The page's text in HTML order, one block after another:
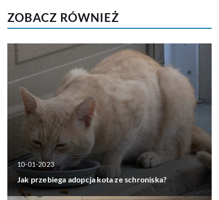
ZOBACZ RÓWNIEŻ
10-01-2023
Jak przebiega adopcja kota ze schroniska?